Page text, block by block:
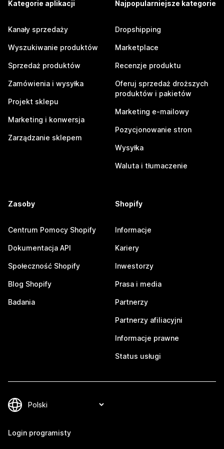
Kategorie aplikacji
Kanały sprzedaży
Wyszukiwanie produktów
Sprzedaż produktów
Zamówienia i wysyłka
Projekt sklepu
Marketing i konwersja
Zarządzanie sklepem
Najpopularniejsze kategorie
Dropshipping
Marketplace
Recenzje produktu
Oferuj sprzedaż droższych
produktów i pakietów
Marketing e-mailowy
Pozycjonowanie stron
Wysyłka
Waluta i tłumaczenie
Zasoby
Centrum Pomocy Shopify
Dokumentacja API
Społeczność Shopify
Blog Shopify
Badania
Shopify
Informacje
Kariery
Inwestorzy
Prasa i media
Partnerzy
Partnerzy afiliacyjni
Informacje prawne
Status usługi
Login programisty